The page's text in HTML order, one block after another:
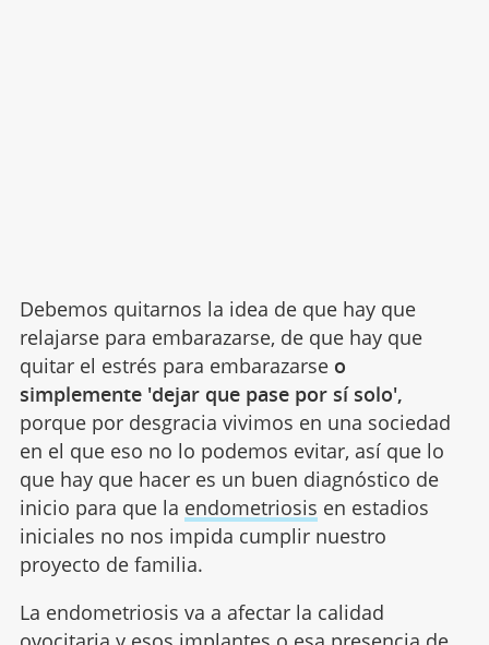
Debemos quitarnos la idea de que hay que
relajarse para embarazarse, de que hay que
quitar el estrés para embarazarse o
simplemente 'dejar que pase por sí solo',
porque por desgracia vivimos en una sociedad
en el que eso no lo podemos evitar, así que lo
que hay que hacer es un buen diagnóstico de
inicio para que la endometriosis en estadios
iniciales no nos impida cumplir nuestro
proyecto de familia.
La endometriosis va a afectar la calidad